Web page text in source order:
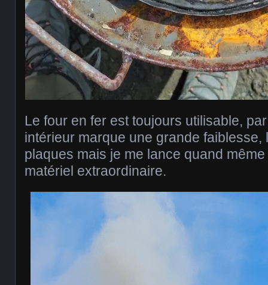
Le four en fer est toujours utilisable,
intérieur marque une grande faiblesse,
plaques mais je me lance quand
matériel extraordinaire.